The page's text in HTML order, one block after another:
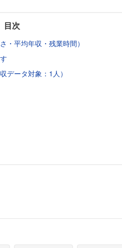
目次
・平均年収・残業時間）
データ対象：1人）